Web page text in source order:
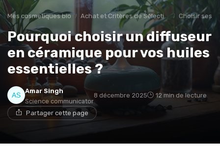
Mes cosmetiques bio Achat et Critères de Sélection Choisir ses
Pourquoi choisir un diffuseur
en céramique pour vos huiles
essentielles ?
Amar Singh
Science communicator
8 décembre 2025 12 min de lecture
Partager cette page